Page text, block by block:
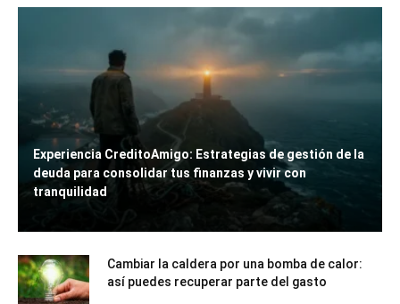
Experiencia CreditoAmigo: Estrategias de gestión de la
deuda para consolidar tus finanzas y vivir con
tranquilidad
Cambiar la caldera por una bomba de calor:
así puedes recuperar parte del gasto